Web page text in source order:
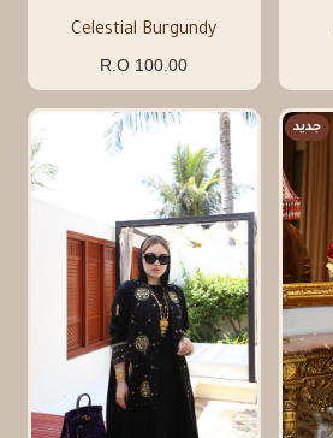
Celestial Burgundy
100.00 R.O
جديد